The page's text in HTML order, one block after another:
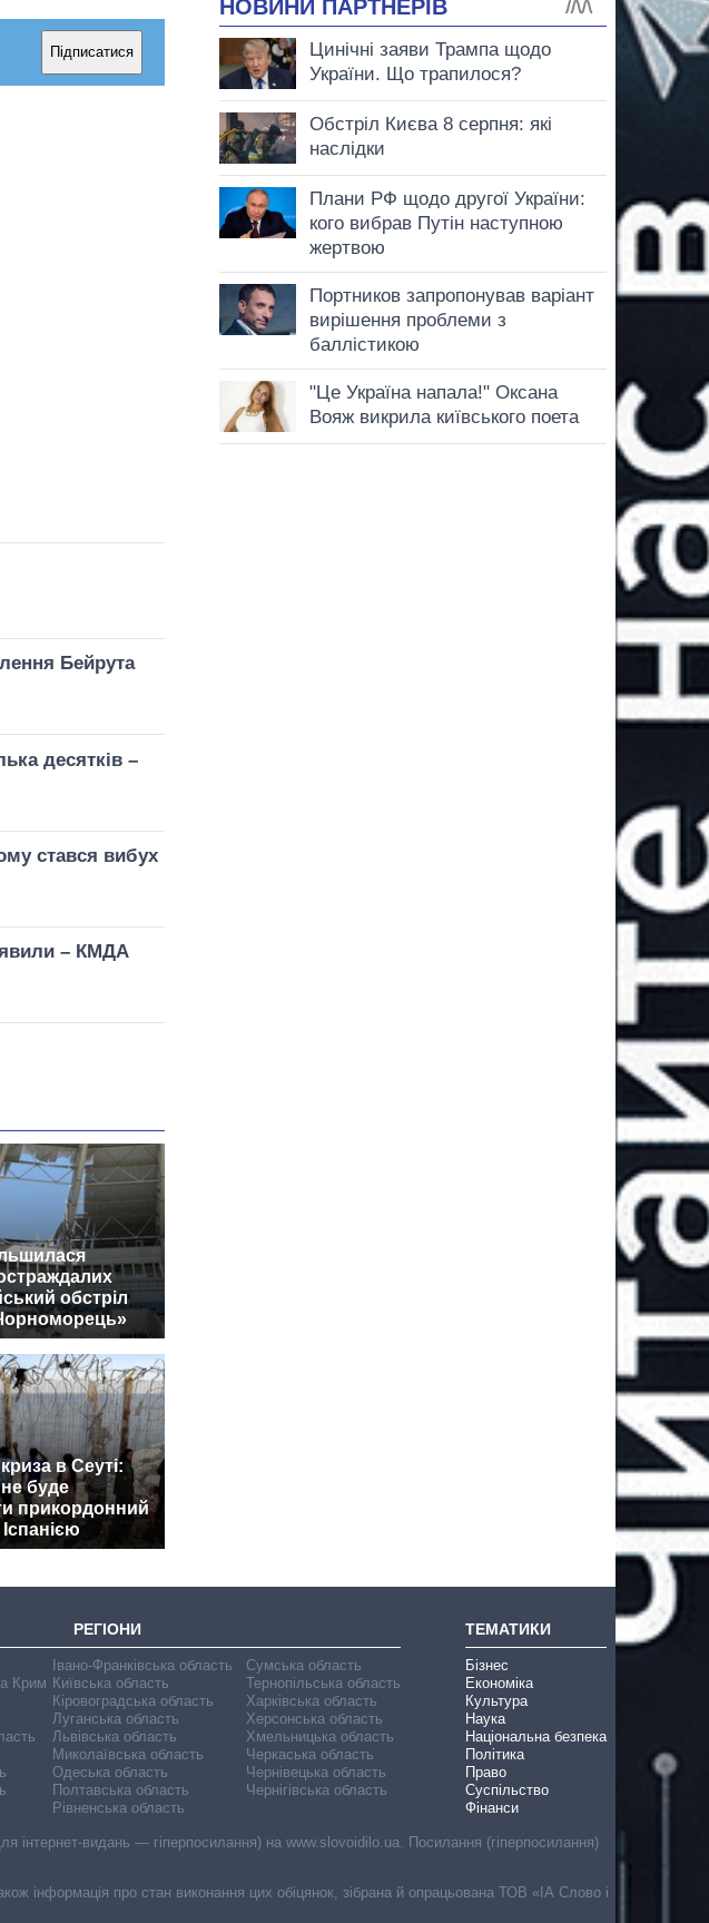
Підписатися
Бейрута
десятків –
стався вибух
– КМДА
обстріл
в Сеуті:
не буде
прикордонний
РЕГІОНИ
Крим
Івано-Франківська область
Київська область
Кіровоградська область
Луганська область
Львівська область
Миколаївська область
Одеська область
Полтавська область
Рівненська область
Сумська область
Тернопільська область
Харківська область
Херсонська область
Хмельницька область
Черкаська область
Чернівецька область
Чернігівська область
ТЕМАТИКИ
Бізнес
Економіка
Культура
Наука
Національна безпека
Політика
Право
Суспільство
Фінанси
інтернет-видань — гіперпосилання) на www.slovoidilo.ua. Посилання (гіперпосилання)
інформація про стан виконання цих обіцянок, зібрана й опрацьована ТОВ «ІА Слово і